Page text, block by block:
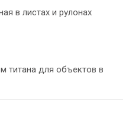
в листах и рулонах
титана для объектов в